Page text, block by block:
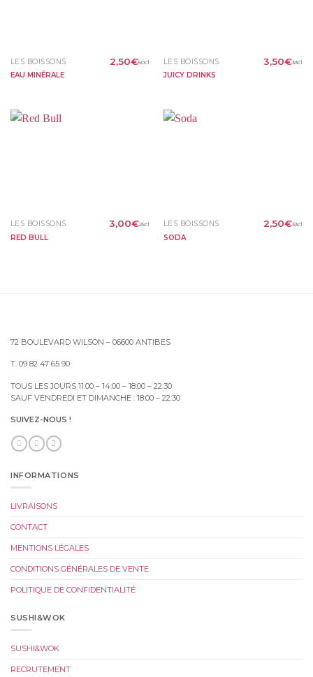
LES BOISSONS
EAU MINÉRALE
2,50€50cl
LES BOISSONS
JUICY DRINKS
3,50€33cl
LES BOISSONS
RED BULL
3,00€25cl
LES BOISSONS
SODA
2,50€33cl
72 BOULEVARD WILSON – 06600 ANTIBES
T. 09 82 47 65 90
TOUS LES JOURS 11:00 – 14:00 – 18:00 – 22:30
SAUF VENDREDI ET DIMANCHE : 18:00 – 22:30
SUIVEZ-NOUS !
INFORMATIONS
LIVRAISONS
CONTACT
MENTIONS LÉGALES
CONDITIONS GÉNÉRALES DE VENTE
POLITIQUE DE CONFIDENTIALITÉ
SUSHI&WOK
SUSHI&WOK
RECRUTEMENT